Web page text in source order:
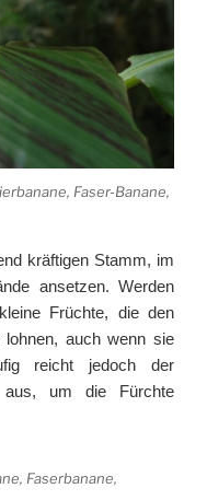
Faser-Banane,
kräftigen Stamm, im
ansetzen. Werden
Früchte, die den
auch wenn sie
reicht jedoch der
aus, um die Fürchte
Faserbanane,